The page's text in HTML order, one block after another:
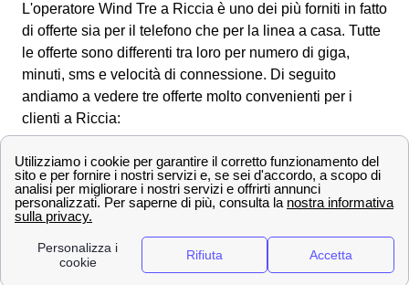
L'operatore Wind Tre a Riccia è uno dei più forniti in fatto
di offerte sia per il telefono che per la linea a casa. Tutte
le offerte sono differenti tra loro per numero di giga,
minuti, sms e velocità di connessione. Di seguito
andiamo a vedere tre offerte molto convenienti per i
clienti a Riccia:
OFFERTE a
Riccia
Prezzo
Super Fibra
Fibra fino a 2,5 Gbps, Modem
WiFi 6 incluso
€/
Fibra fino a 2,5 Gbps, Netflix